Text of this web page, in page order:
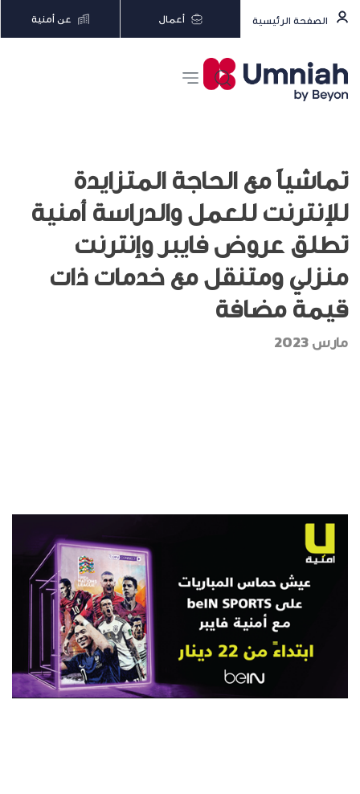
الصفحة الرئيسية أعمال عن أمنية
تماشياً مع الحاجة المتزايدة
للإنترنت للعمل والدراسة أمنية
تطلق عروض فايبر وإنترنت
منزلي ومتنقل مع خدمات ذات
قيمة مضافة
مارس 2023